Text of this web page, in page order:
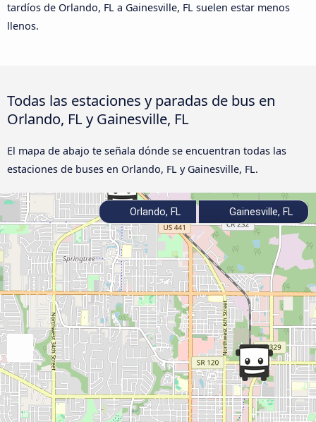
tardíos de Orlando, FL a Gainesville, FL suelen estar menos
llenos.
Todas las estaciones y paradas de bus en
Orlando, FL y Gainesville, FL
El mapa de abajo te señala dónde se encuentran todas las
estaciones de buses en Orlando, FL y Gainesville, FL.
Orlando, FL Gainesville, FL